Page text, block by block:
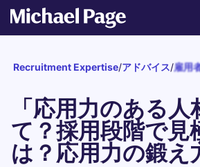
Recruitment Expertise/アドバイス/雇用
「応用力のある人
て？採用段階で見
は？応用力の鍛え